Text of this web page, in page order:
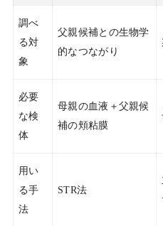
調べ
る対
象
父親候補との生物学
的なつながり
必要
な検
体
母親の血液＋父親候
補の頬粘膜
用い
る手
法
STR法